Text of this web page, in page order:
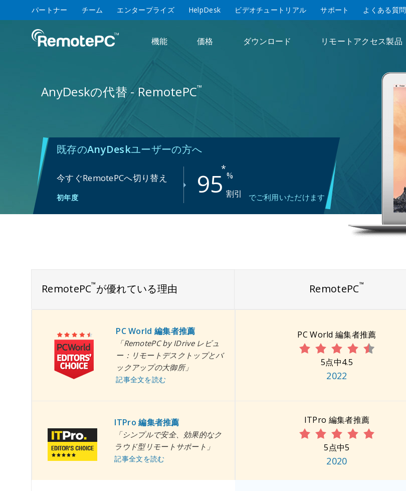
パートナー チーム エンタープライズ HelpDesk ビデオチュートリアル サポート よくある質問
機能 価格 ダウンロード リモートアクセス製品
AnyDeskの代替 - RemotePC™
既存のAnyDeskユーザーの方へ
今すぐRemotePCへ切り替え
初年度 95*
%
割引
でご利用いただけます
RemotePC™が優れている理由 RemotePC™
PC World 編集者推薦
「RemotePC by IDrive レビュ
ー：リモートデスクトップとバ
ックアップの大御所」
記事全文を読む
PC World 編集者推薦
5点中4.5
2022
ITPro 編集者推薦
「シンプルで安全、効果的なク
ラウド型リモートサポート」
記事全文を読む
ITPro 編集者推薦
5点中5
2020